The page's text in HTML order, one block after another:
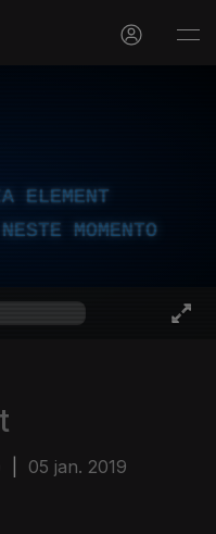
ELEMENT
MOMENTO
05 jan. 2019